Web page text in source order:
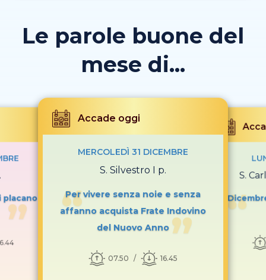
Le parole buone del
mese di...
i
Accade oggi
MERCOLEDÌ 31 DICEMBRE
S. Silvestro I p.
Per vivere senza noie e senza
affanno acquista Frate Indovino
del Nuovo Anno
07.50 16.45
S.